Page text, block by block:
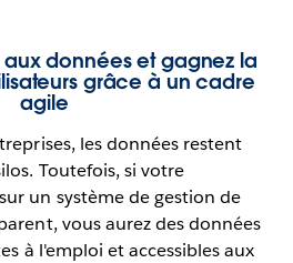
données et gagnez la
grâce à un cadre
agile
les données restent
Toutefois, si votre
un système de gestion de
vous aurez des données
à l'emploi et accessibles aux